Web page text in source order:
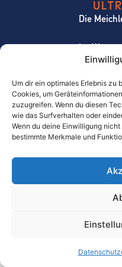
Um dir ein optimales Erlebnis
Cookies, um
zuzugreifen. Wenn du diesen
wie das Surfverhalten oder
Wenn du deine Einwilligung
bestimmte Merkmale und
Die
Im
D-88079
Tel.:0049
Mail: